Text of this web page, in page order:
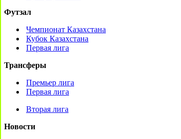
Футзал
Чемпионат Казахстана
Кубок Казахстана
Первая лига
Трансферы
Премьер лига
Первая лига
Вторая лига
Новости